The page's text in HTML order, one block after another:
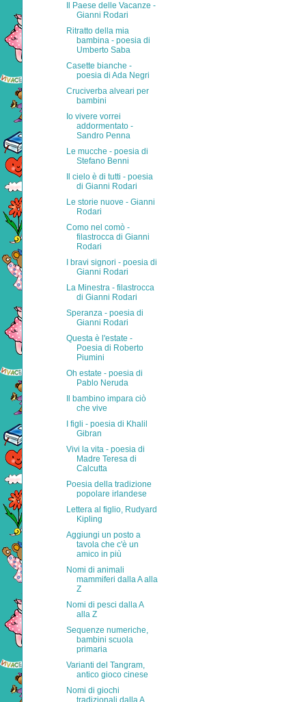
Il Paese delle Vacanze -
Gianni Rodari
Ritratto della mia
bambina - poesia di
Umberto Saba
Casette bianche -
poesia di Ada Negri
Cruciverba alveari per
bambini
Io vivere vorrei
addormentato -
Sandro Penna
Le mucche - poesia di
Stefano Benni
Il cielo è di tutti - poesia
di Gianni Rodari
Le storie nuove - Gianni
Rodari
Como nel comò -
filastrocca di Gianni
Rodari
I bravi signori - poesia di
Gianni Rodari
La Minestra - filastrocca
di Gianni Rodari
Speranza - poesia di
Gianni Rodari
Questa è l'estate -
Poesia di Roberto
Piumini
Oh estate - poesia di
Pablo Neruda
Il bambino impara ciò
che vive
I figli - poesia di Khalil
Gibran
Vivi la vita - poesia di
Madre Teresa di
Calcutta
Poesia della tradizione
popolare irlandese
Lettera al figlio, Rudyard
Kipling
Aggiungi un posto a
tavola che c'è un
amico in più
Nomi di animali
mammiferi dalla A alla
Z
Nomi di pesci dalla A
alla Z
Sequenze numeriche,
bambini scuola
primaria
Varianti del Tangram,
antico gioco cinese
Nomi di giochi